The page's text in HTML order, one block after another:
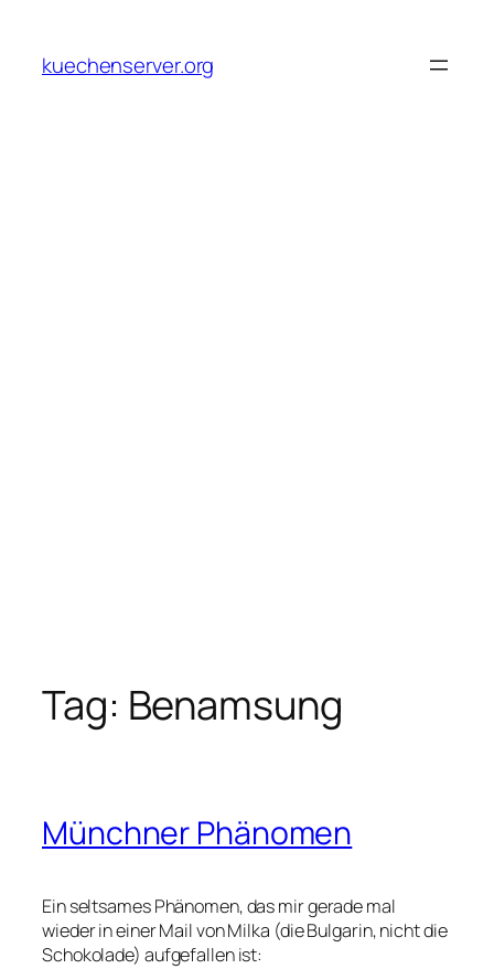
content
kuechenserver.org
Tag: Benamsung
Münchner Phänomen
Ein seltsames Phänomen, das mir gerade mal
wieder in einer Mail von Milka (die Bulgarin, nicht die
Schokolade) aufgefallen ist: